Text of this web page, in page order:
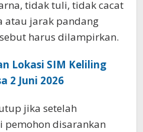
tidak tuli, tidak cacat
atau jarak pandang
harus dilampirkan.
Lokasi SIM Keliling
2 Juni 2026
jika setelah
pemohon disarankan